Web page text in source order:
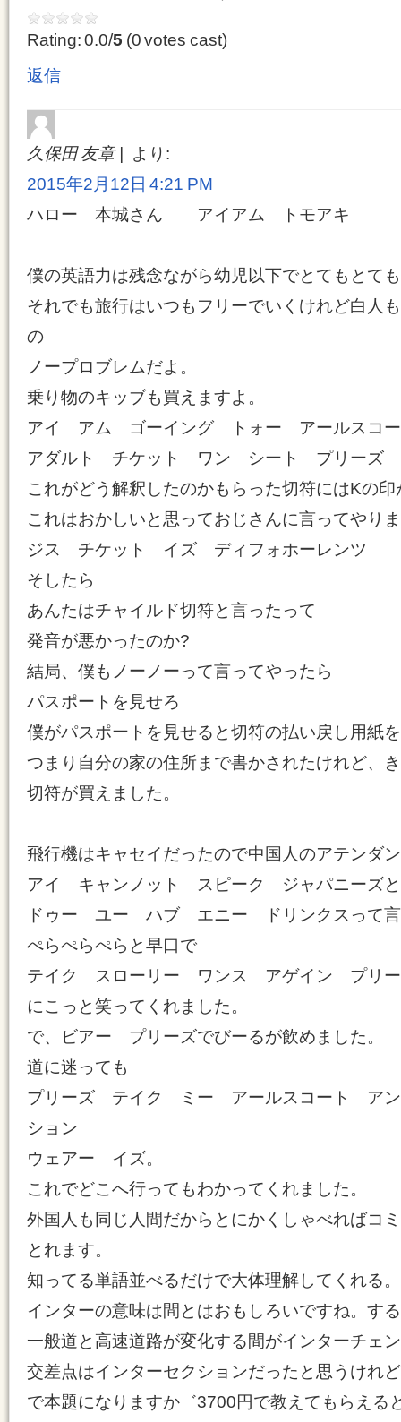
Rating: 0.0/5 (0 votes cast)
返信
久保田 友章
より:
2015年2月12日 4:21 PM
ハロー 本城さん アイアム トモアキ
僕の英語力は残念ながら幼児以下でとてもとて
それでも旅行はいつもフリーでいくけれど白人
の
ノープロブレムだよ。
乗り物のキッブも買えますよ。
アイ アム ゴーイング トォー アールスコ
アダルト チケット ワン シート プリーズ
これがどう解釈したのかもらった切符にはKの
これはおかしいと思っておじさんに言ってやり
ジス チケット イズ ディフォホーレンツ
そしたら
あんたはチャイルド切符と言ったって
発音が悪かったのか?
結局、僕もノーノーって言ってやったら
パスポートを見せろ
僕がパスポートを見せると切符の払い戻し用紙
つまり自分の家の住所まで書かされたけれど、
切符が買えました。
飛行機はキャセイだったので中国人のアテンダ
アイ キャンノット スピーク ジャパニーズと
ドゥー ユー ハブ エニー ドリンクスって言
ぺらぺらぺらと早口で
テイク スローリー ワンス アゲイン プリー
にこっと笑ってくれました。
で、ビアー プリーズでびーるが飲めました。
道に迷っても
プリーズ テイク ミー アールスコート アン
ション
ウェアー イズ。
これでどこへ行ってもわかってくれました。
外国人も同じ人間だからとにかくしゃべればコ
とれます。
知ってる単語並べるだけで大体理解してくれる。
インターの意味は間とはおもしろいですね。す
一般道と高速道路が変化する間がインターチェ
交差点はインターセクションだったと思うけれ
で本題になりますか゛3700円で教えてもらえる